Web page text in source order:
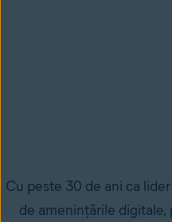
Cu peste 30 de ani ca
de amenințările digitale,